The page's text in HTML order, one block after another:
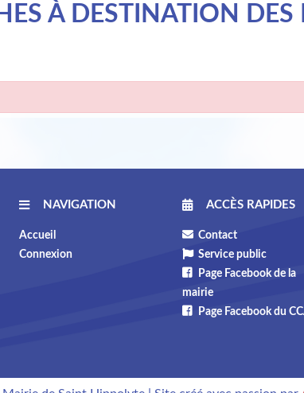
À DESTINATION DES
NAVIGATION
Accueil
Connexion
ACCÈS RAPIDES
Contact
Service public
Page Facebook de la
mairie
Page Facebook du